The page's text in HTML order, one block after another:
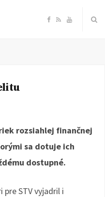
F
o
k
R Y
rozsiahlej finančnej
sa dotuje ich
dostupné.
pre STV vyjadril i